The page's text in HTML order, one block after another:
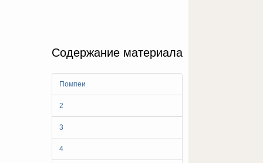
Содержание материала
Помпеи
2
3
4